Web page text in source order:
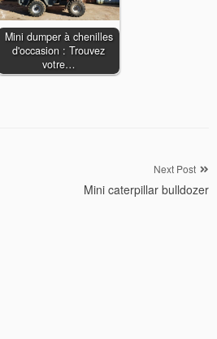
Mini dumper à chenilles
d'occasion : Trouvez
votre…
Next Post
Mini caterpillar bulldozer